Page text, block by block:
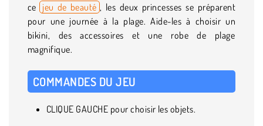
ce jeu de beauté , les deux princesses se préparent
pour une journée à la plage. Aide-les à choisir un
bikini, des accessoires et une robe de plage
magnifique.
COMMANDES DU JEU
CLIQUE GAUCHE pour choisir les objets.